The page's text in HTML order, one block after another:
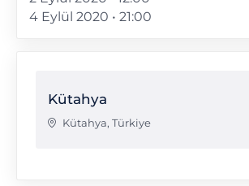
4 Eylül 2020 • 21:00
Kütahya
Kütahya, Türkiye